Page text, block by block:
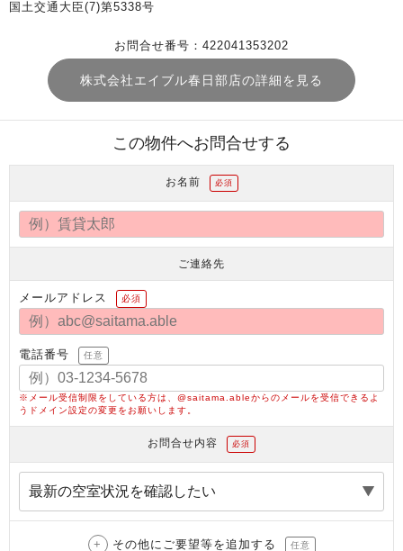
国土交通大臣(7)第5338号
お問合せ番号：422041353202
株式会社エイブル春日部店の詳細を見る
この物件へお問合せする
お名前 必須
ご連絡先
メールアドレス 必須
電話番号 任意
※メール受信制限をしている方は、@saitama.ableからのメールを受信できるよ
うドメイン設定の変更をお願いします。
お問合せ内容 必須
その他にご要望等を追加する 任意